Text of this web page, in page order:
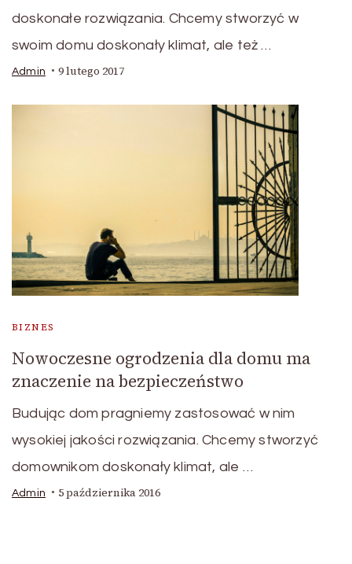
doskonałe rozwiązania. Chcemy stworzyć w
swoim domu doskonały klimat, ale też …
Admin 9 lutego 2017
BIZNES
Nowoczesne ogrodzenia dla domu ma
znaczenie na bezpieczeństwo
Budując dom pragniemy zastosować w nim
wysokiej jakości rozwiązania. Chcemy stworzyć
domownikom doskonały klimat, ale …
Admin 5 października 2016